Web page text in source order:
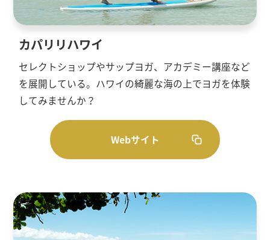
カパリリハワイ
セレクトショップやサップヨガ、アカデミー講座など
を展開している。ハワイの綺麗な海の上でヨガを体験
してみませんか？
Webサイト